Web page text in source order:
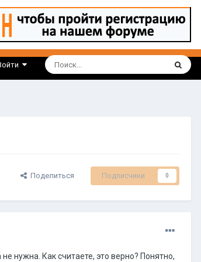
Поделиться Подписчики 0
нужна. Как считаете, это верно? Понятно,